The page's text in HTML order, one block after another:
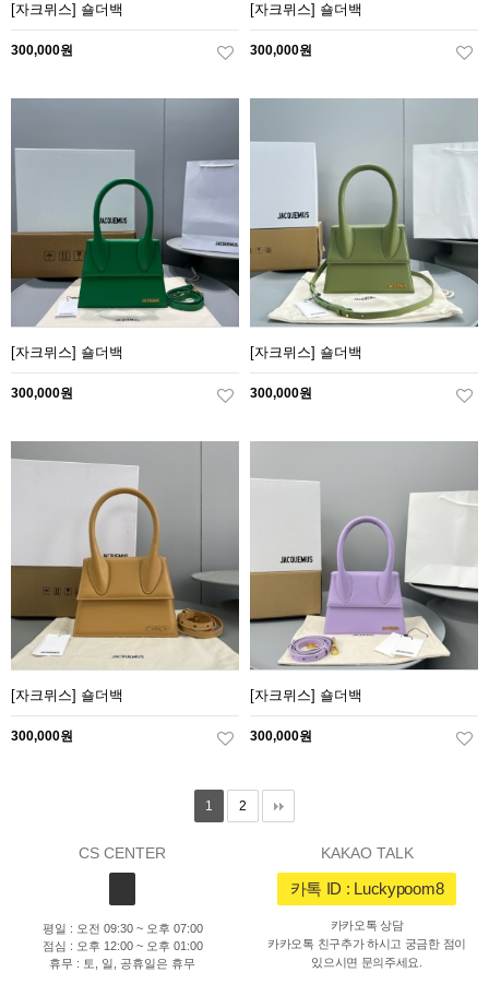
[자크뮈스] 숄더백
300,000원
[자크뮈스] 숄더백
300,000원
[자크뮈스] 숄더백
300,000원
[자크뮈스] 숄더백
300,000원
[자크뮈스] 숄더백
300,000원
[자크뮈스] 숄더백
300,000원
1 2
CS CENTER
평일 : 오전 09:30 ~ 오후 07:00
점심 : 오후 12:00 ~ 오후 01:00
휴무 : 토, 일, 공휴일은 휴무
KAKAO TALK
카톡 ID : Luckypoom8
카카오톡 상담
카카오톡 친구추가 하시고 궁금한 점이
있으시면 문의주세요.